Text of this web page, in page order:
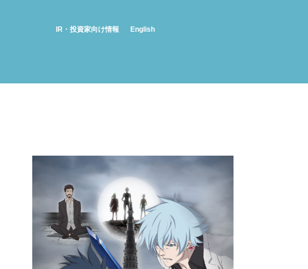
IR・投資家向け情報 English